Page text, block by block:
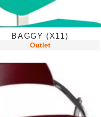
BAGGY (X11)
Outlet